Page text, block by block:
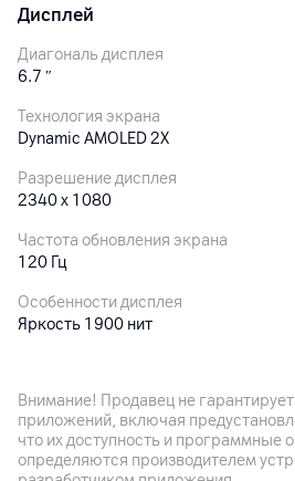
Дисплей
Диагональ дисплея
6.7 ″
Технология экрана
Dynamic AMOLED 2X
Разрешение дисплея
2340 x 1080
Частота обновления экрана
120 Гц
Особенности дисплея
Яркость 1900 нит
Разрешение камеры
50Мп
Внимание! Продавец не
приложений, включая
что их доступность и программные
определяются производителем